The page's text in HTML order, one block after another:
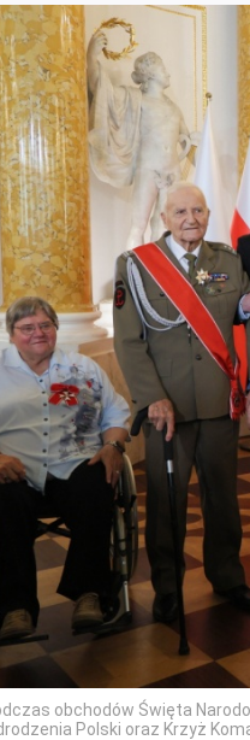
obchodów Święta
Polski oraz Krzyż